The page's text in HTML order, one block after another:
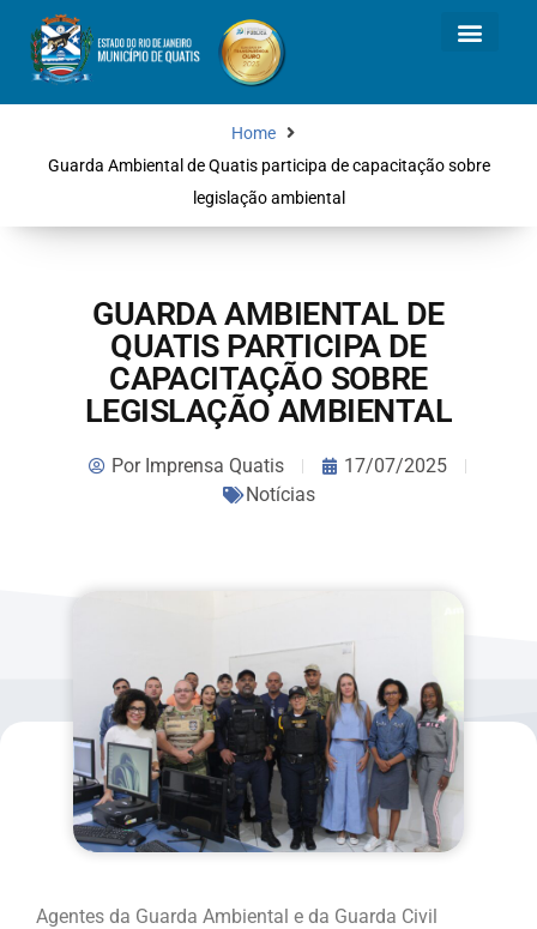
Home
Guarda Ambiental de Quatis participa de capacitação sobre
legislação ambiental
GUARDA AMBIENTAL DE
QUATIS PARTICIPA DE
CAPACITAÇÃO SOBRE
LEGISLAÇÃO AMBIENTAL
PorImprensa Quatis
17/07/2025
Notícias
Agentes da Guarda Ambiental e da Guarda Civil